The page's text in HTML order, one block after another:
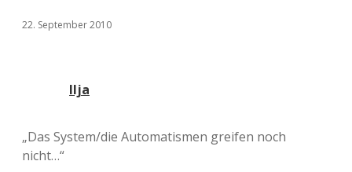
22. September 2010
Ilja
„Das System/die Automatismen greifen noch
nicht…“